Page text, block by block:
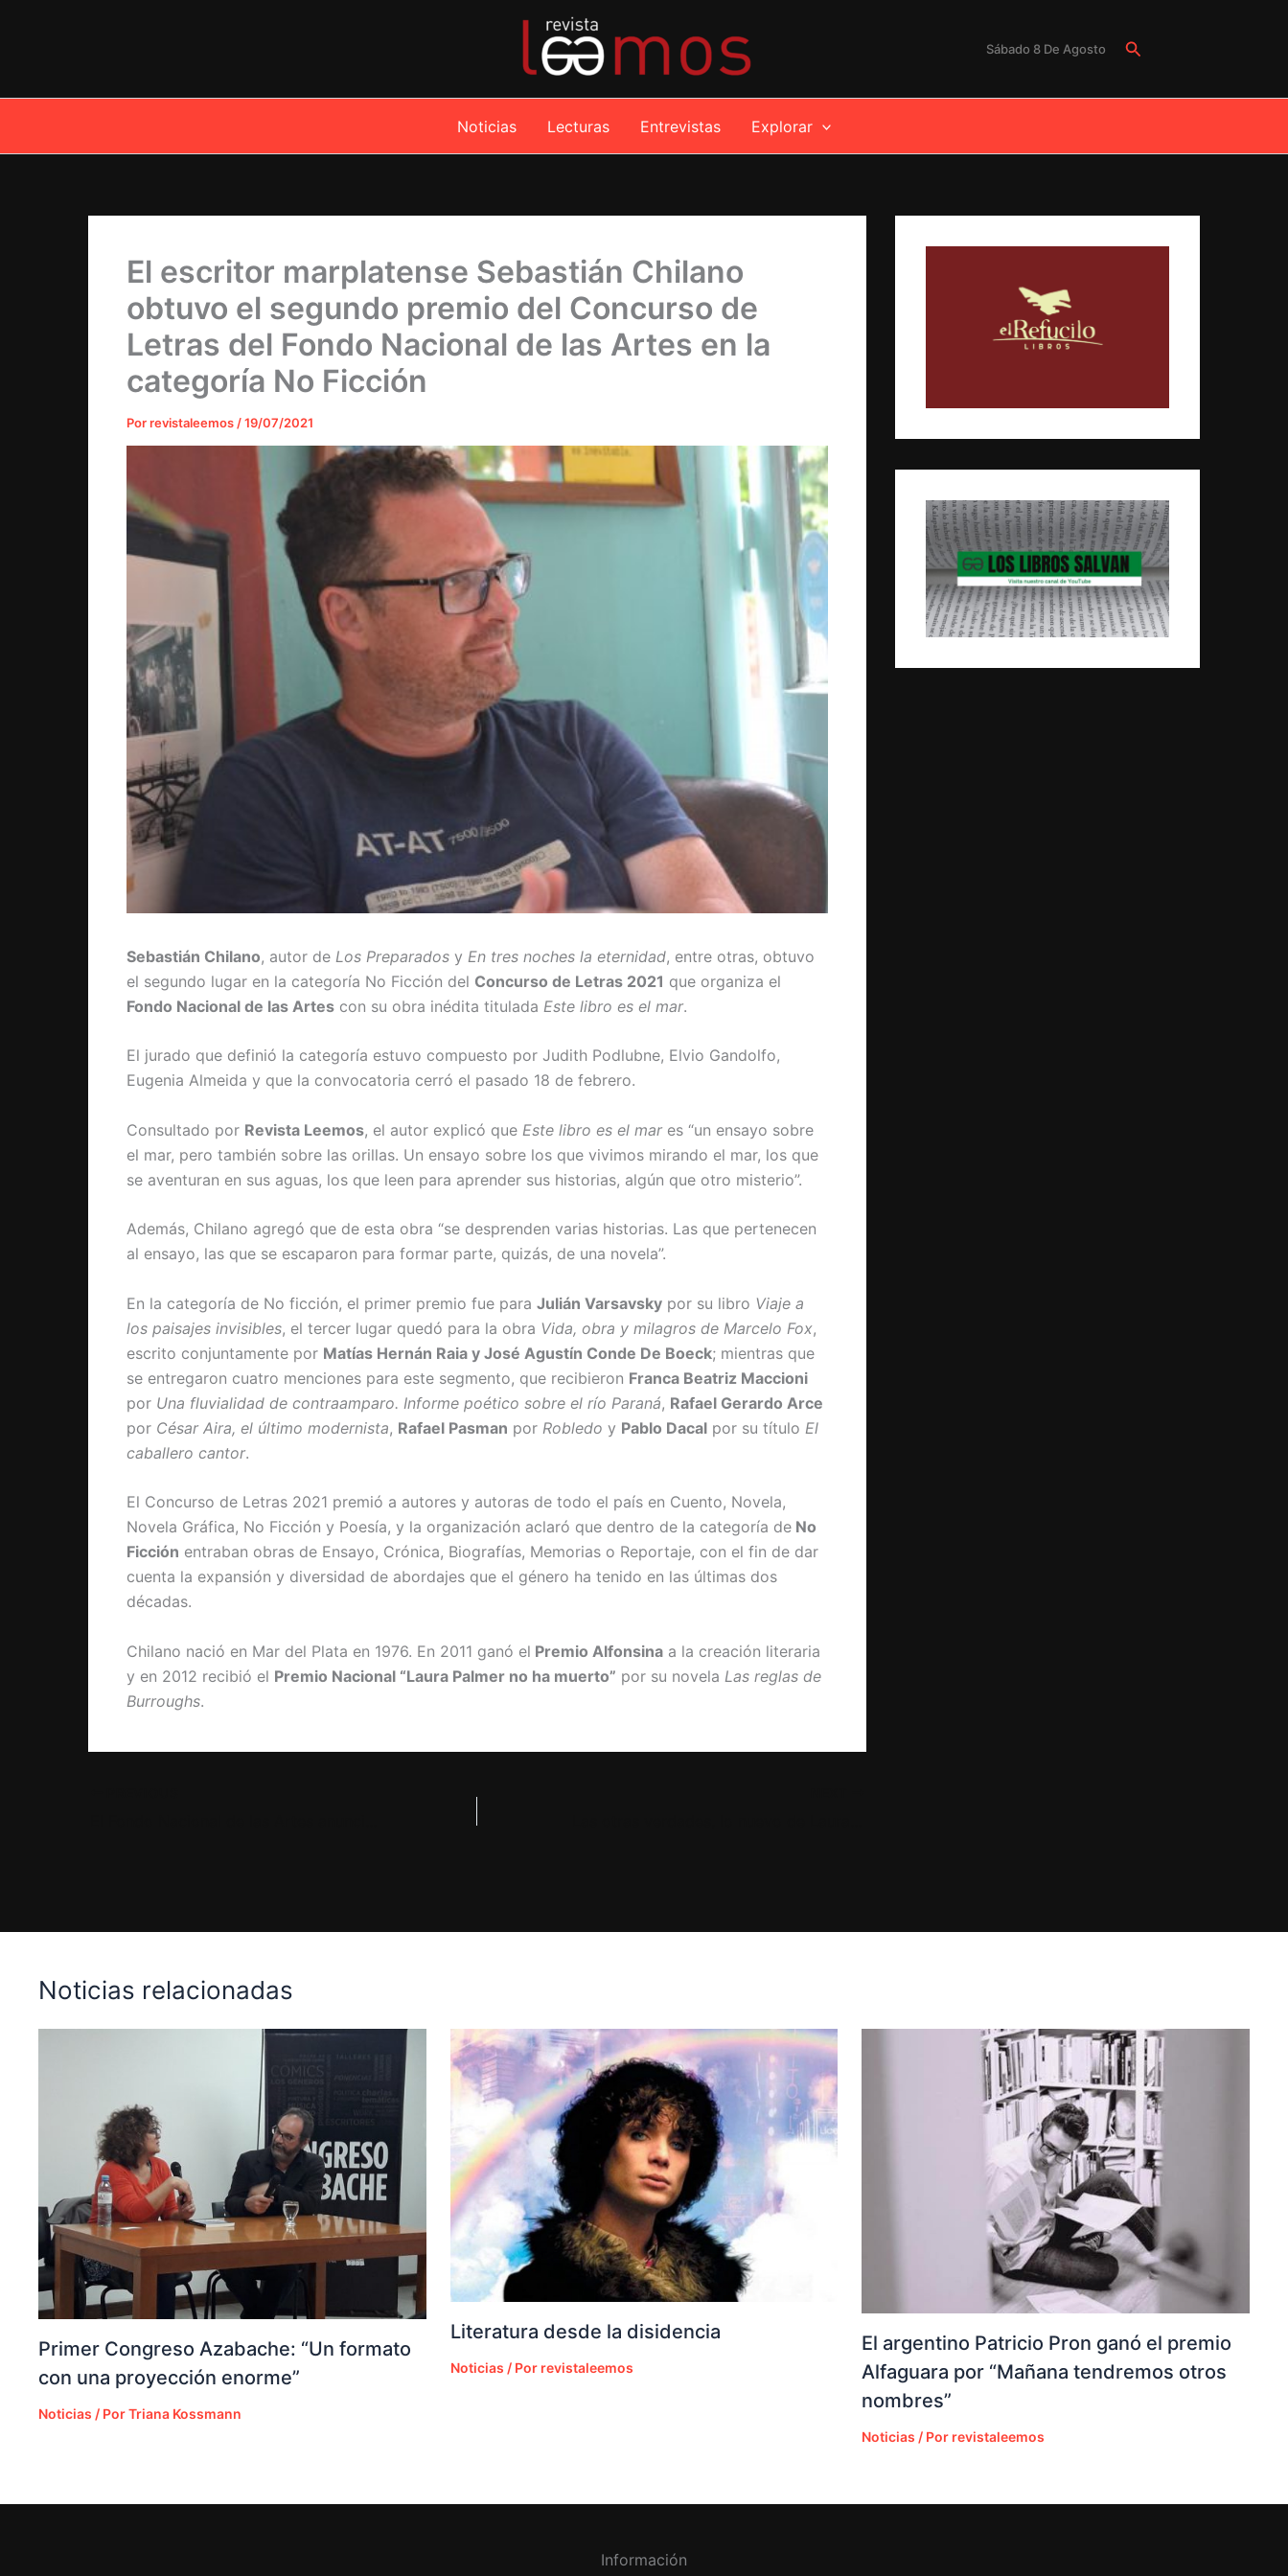
Sábado 8 De Agosto Buscar
Noticias Lecturas Entrevistas Explorar
El escritor marplatense Sebastián Chilano
obtuvo el segundo premio del Concurso de
Letras del Fondo Nacional de las Artes en la
categoría No Ficción
Porrevistaleemos /19/07/2021
Sebastián Chilano, autor de Los Preparados y En tres noches la eternidad, entre otras, obtuvo
el segundo lugar en la categoría No Ficción del Concurso de Letras 2021 que organiza el
Fondo Nacional de las Artes con su obra inédita titulada Este libro es el mar.
El jurado que definió la categoría estuvo compuesto por Judith Podlubne, Elvio Gandolfo,
Eugenia Almeida y que la convocatoria cerró el pasado 18 de febrero.
Consultado por Revista Leemos, el autor explicó que Este libro es el mares “un ensayo sobre
el mar, pero también sobre las orillas. Un ensayo sobre los que vivimos mirando el mar, los que
se aventuran en sus aguas, los que leen para aprender sus historias, algún que otro misterio”.
Además, Chilano agregó que de esta obra “se desprenden varias historias. Las que pertenecen
al ensayo, las que se escaparon para formar parte, quizás, de una novela”.
En la categoría de No ficción, el primer premio fue para Julián Varsavsky por su libro Viaje a
los paisajes invisibles, el tercer lugar quedó para la obra Vida, obra y milagros de Marcelo Fox,
escrito conjuntamente por Matías Hernán Raia y José Agustín Conde De Boeck; mientras que
se entregaron cuatro menciones para este segmento, que recibieron Franca Beatriz Maccioni
por Una fluvialidad de contraamparo. Informe poético sobre el río Paraná, Rafael Gerardo Arce
por César Aira, el último modernista, Rafael Pasman por Robledo y Pablo Dacal por su título El
caballero cantor.
El Concurso de Letras 2021 premió a autores y autoras de todo el país en Cuento, Novela,
Novela Gráfica, No Ficción y Poesía, y la organización aclaró que dentro de la categoría de No
Ficción entraban obras de Ensayo, Crónica, Biografías, Memorias o Reportaje, con el fin de dar
cuenta la expansión y diversidad de abordajes que el género ha tenido en las últimas dos
décadas.
Chilano nació en Mar del Plata en 1976. En 2011 ganó el Premio Alfonsina a la creación literaria
y en 2012 recibió el Premio Nacional “Laura Palmer no ha muerto” por su novela Las reglas de
Burroughs.
Noticias relacionadas
Primer Congreso Azabache: “Un formato
con una proyección enorme”
Noticias / PorTriana Kossmann
Literatura desde la disidencia
Noticias / Por revistaleemos
El argentino Patricio Pron ganó el premio
Alfaguara por “Mañana tendremos otros
nombres”
Noticias / Por revistaleemos
Información